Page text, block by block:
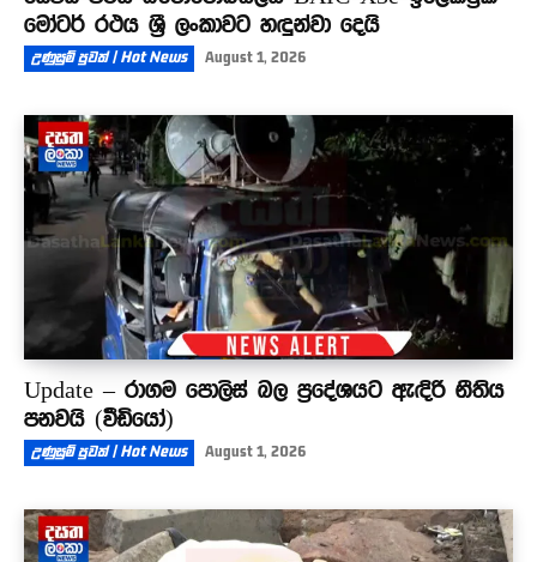
මෝටර් රථය ශ්‍රී ලංකාවට හඳුන්වා දෙයි
උණුසුම් පුවත් | Hot News August 1, 2026
Update – රාගම පොලිස් බල ප්‍රදේශයට ඇඳිරි නීතිය
පනවයි (වීඩියෝ)
උණුසුම් පුවත් | Hot News August 1, 2026